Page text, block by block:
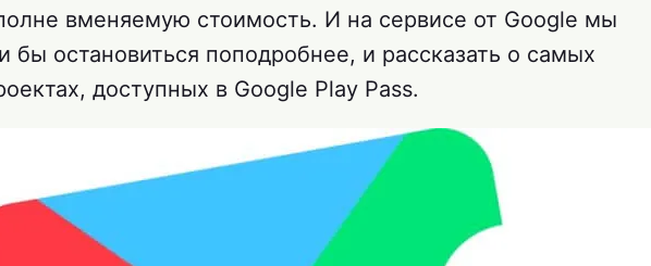
вменяемую стоимость. И на сервисе от Google мы
бы остановиться поподробнее, и рассказать о самых
доступных в Google Play Pass.